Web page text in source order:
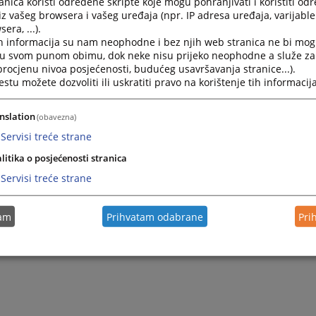
slobodan.stevanovic@pravosudje.ba
prijema pismena uposlenik suda dužan je da stranci izda
predaje dokumenta potrebno je platiti propisanu sudsku
vašeg browsera i vašeg uređaja (npr. IP adresa uređaja,
...).
informacija su nam neophodne i bez njih web stranica ne bi
svom punom obimu, dok neke nisu prijeko neophodne a služe
nivoa posjećenosti, budućeg usavršavanja stranice...).
možete dozvoliti ili uskratiti pravo na korištenje tih
(obavezna)
Servisi treće strane
o posjećenosti stranica
Servisi treće strane
Prihvatam odabrane